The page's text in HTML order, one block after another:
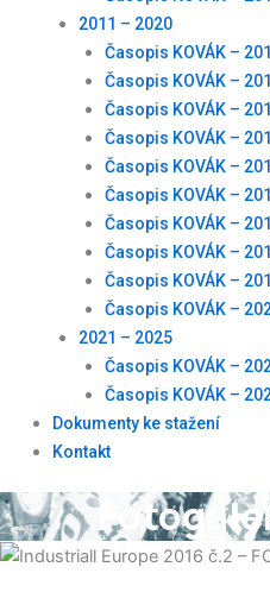
2011 – 2020
Časopis KOVÁK –
Časopis KOVÁK –
Časopis KOVÁK –
Časopis KOVÁK –
Časopis KOVÁK –
Časopis KOVÁK –
Časopis KOVÁK –
Časopis KOVÁK –
Časopis KOVÁK –
Časopis KOVÁK –
2021 – 2025
Časopis KOVÁK –
Časopis KOVÁK –
Dokumenty ke stažení
Kontakt